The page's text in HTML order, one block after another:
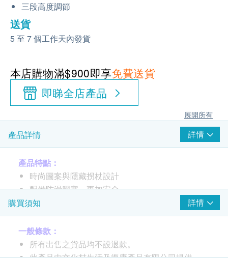
三段高度調節
送貨
5 至 7 個工作天內發貨
本店購物滿$900即享免費送貨
即睇全店產品
展開所有
產品詳情 詳情
產品特點：
時尚圖案與隱藏拐杖設計
配備防滑膠塞，更加安全
產品規格：
尺寸：34.5-36.5 吋
承重量：200 磅
購買須知 詳情
一般條款：
所有出售之貨品均不設退款。